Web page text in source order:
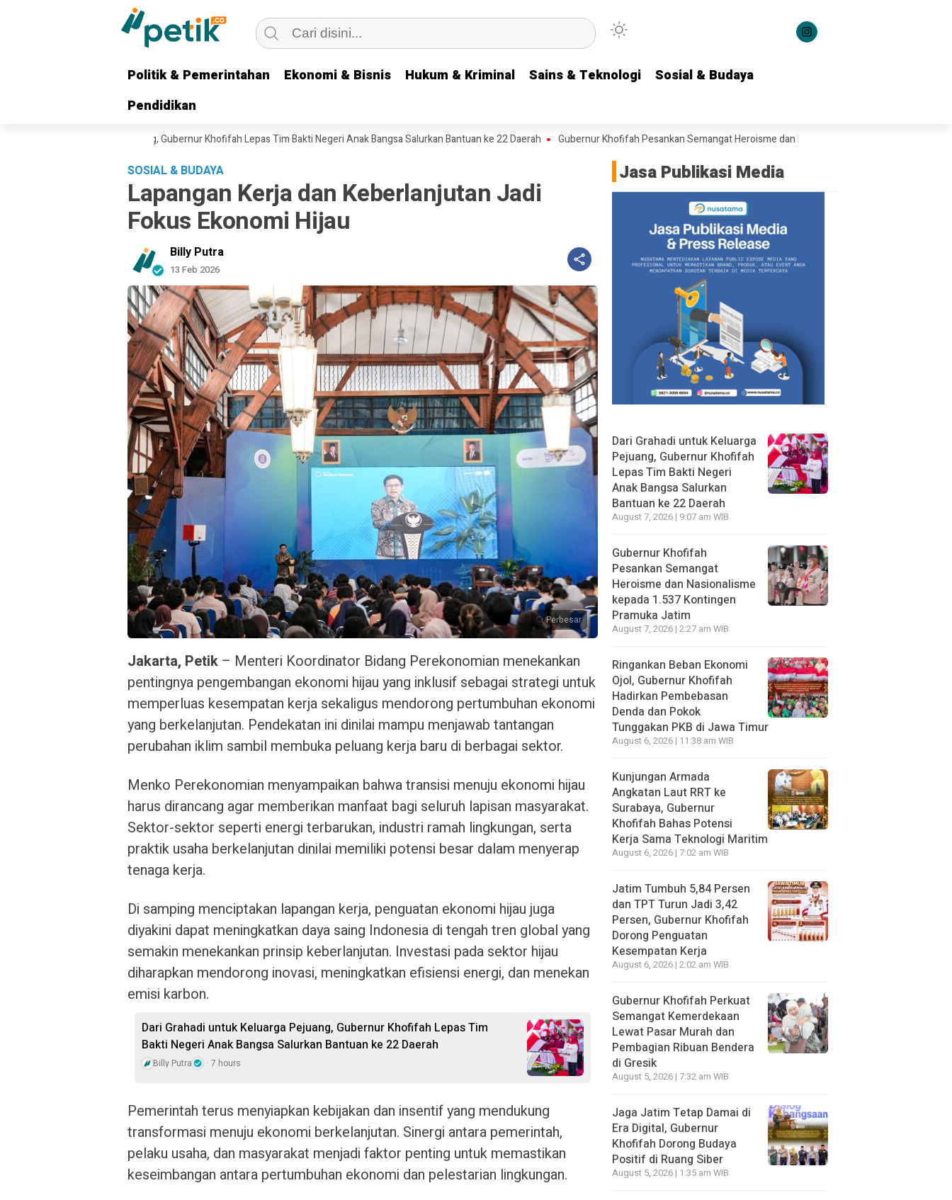
Politik & Pemerintahan Ekonomi & Bisnis Hukum & Kriminal Sains & Teknologi
Sosial & Budaya
Pendidikan
Politik & Pemerintahan Ekonomi & Bisnis Hukum & Kriminal Sains & Teknologi
Sosial & Budaya
Pendidikan
untuk Keluarga Pejuang, Gubernur Khofifah Lepas Tim Bakti Negeri Anak Bangsa Salurkan Bantuan ke 22 Daerah Gubernur Khofifah Pesankan Semangat Heroisme dan Nasionalisme kepada 1.537 Kontingen
SOSIAL & BUDAYA
Lapangan Kerja dan Keberlanjutan Jadi
Fokus Ekonomi Hijau
Billy Putra
13 Feb 2026
Perbesar
Jakarta, Petik – Menteri Koordinator Bidang Perekonomian menekankan
pentingnya pengembangan ekonomi hijau yang inklusif sebagai strategi untuk
memperluas kesempatan kerja sekaligus mendorong pertumbuhan ekonomi
yang berkelanjutan. Pendekatan ini dinilai mampu menjawab tantangan
perubahan iklim sambil membuka peluang kerja baru di berbagai sektor.
Menko Perekonomian menyampaikan bahwa transisi menuju ekonomi hijau
harus dirancang agar memberikan manfaat bagi seluruh lapisan masyarakat.
Sektor-sektor seperti energi terbarukan, industri ramah lingkungan, serta
praktik usaha berkelanjutan dinilai memiliki potensi besar dalam menyerap
tenaga kerja.
Di samping menciptakan lapangan kerja, penguatan ekonomi hijau juga
diyakini dapat meningkatkan daya saing Indonesia di tengah tren global yang
semakin menekankan prinsip keberlanjutan. Investasi pada sektor hijau
diharapkan mendorong inovasi, meningkatkan efisiensi energi, dan menekan
emisi karbon.
Dari Grahadi untuk Keluarga Pejuang, Gubernur Khofifah Lepas Tim
Bakti Negeri Anak Bangsa Salurkan Bantuan ke 22 Daerah
Billy Putra 7 hours
Pemerintah terus menyiapkan kebijakan dan insentif yang mendukung
transformasi menuju ekonomi berkelanjutan. Sinergi antara pemerintah,
pelaku usaha, dan masyarakat menjadi faktor penting untuk memastikan
keseimbangan antara pertumbuhan ekonomi dan pelestarian lingkungan.
Jasa Publikasi Media
Dari Grahadi untuk Keluarga
Pejuang, Gubernur Khofifah
Lepas Tim Bakti Negeri
Anak Bangsa Salurkan
Bantuan ke 22 Daerah
August 7, 2026 | 9:07 am WIB
Gubernur Khofifah
Pesankan Semangat
Heroisme dan Nasionalisme
kepada 1.537 Kontingen
Pramuka Jatim
August 7, 2026 | 2:27 am WIB
Ringankan Beban Ekonomi
Ojol, Gubernur Khofifah
Hadirkan Pembebasan
Denda dan Pokok
Tunggakan PKB di Jawa Timur
August 6, 2026 | 11:38 am WIB
Kunjungan Armada
Angkatan Laut RRT ke
Surabaya, Gubernur
Khofifah Bahas Potensi
Kerja Sama Teknologi Maritim
August 6, 2026 | 7:02 am WIB
Jatim Tumbuh 5,84 Persen
dan TPT Turun Jadi 3,42
Persen, Gubernur Khofifah
Dorong Penguatan
Kesempatan Kerja
August 6, 2026 | 2:02 am WIB
Gubernur Khofifah Perkuat
Semangat Kemerdekaan
Lewat Pasar Murah dan
Pembagian Ribuan Bendera
di Gresik
August 5, 2026 | 7:32 am WIB
Jaga Jatim Tetap Damai di
Era Digital, Gubernur
Khofifah Dorong Budaya
Positif di Ruang Siber
August 5, 2026 | 1:35 am WIB